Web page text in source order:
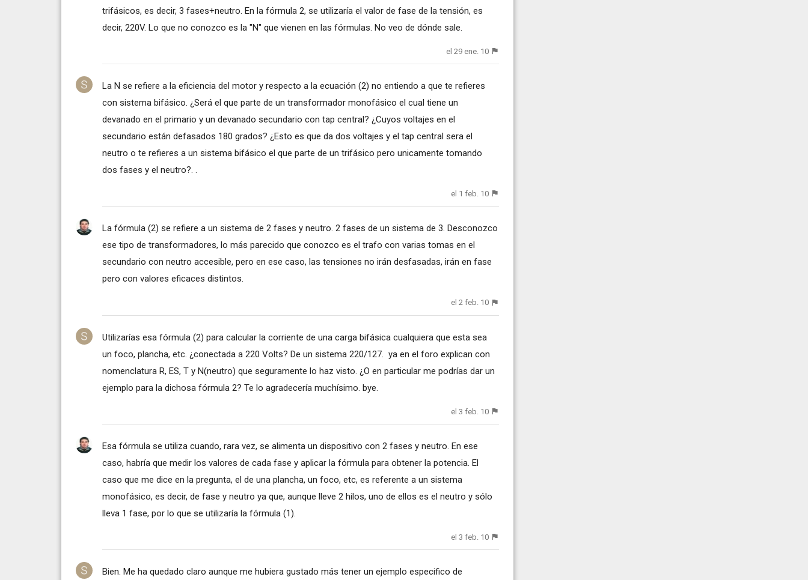
trifásicos, es decir, 3 fases+neutro. En la fórmula 2, se utilizaría el valor de fase de la tensión, es
decir, 220V. Lo que no conozco es la "N" que vienen en las fórmulas. No veo de dónde sale.
el 29 ene. 10
La N se refiere a la eficiencia del motor y respecto a la ecuación (2) no entiendo a que te refieres
con sistema bifásico. ¿Será el que parte de un transformador monofásico el cual tiene un
devanado en el primario y un devanado secundario con tap central? ¿Cuyos voltajes en el
secundario están defasados 180 grados? ¿Esto es que da dos voltajes y el tap central sera el
neutro o te refieres a un sistema bifásico el que parte de un trifásico pero unicamente tomando
dos fases y el neutro?. .
el 1 feb. 10
La fórmula (2) se refiere a un sistema de 2 fases y neutro. 2 fases de un sistema de 3. Desconozco
ese tipo de transformadores, lo más parecido que conozco es el trafo con varias tomas en el
secundario con neutro accesible, pero en ese caso, las tensiones no irán desfasadas, irán en fase
pero con valores eficaces distintos.
el 2 feb. 10
Utilizarías esa fórmula (2) para calcular la corriente de una carga bifásica cualquiera que esta sea
un foco, plancha, etc. ¿conectada a 220 Volts? De un sistema 220/127. ya en el foro explican con
nomenclatura R, ES, T y N(neutro) que seguramente lo haz visto. ¿O en particular me podrías dar un
ejemplo para la dichosa fórmula 2? Te lo agradecería muchísimo. bye.
el 3 feb. 10
Esa fórmula se utiliza cuando, rara vez, se alimenta un dispositivo con 2 fases y neutro. En ese
caso, habría que medir los valores de cada fase y aplicar la fórmula para obtener la potencia. El
caso que me dice en la pregunta, el de una plancha, un foco, etc, es referente a un sistema
monofásico, es decir, de fase y neutro ya que, aunque lleve 2 hilos, uno de ellos es el neutro y sólo
lleva 1 fase, por lo que se utilizaría la fórmula (1).
el 3 feb. 10
Bien. Me ha quedado claro aunque me hubiera gustado más tener un ejemplo especifico de